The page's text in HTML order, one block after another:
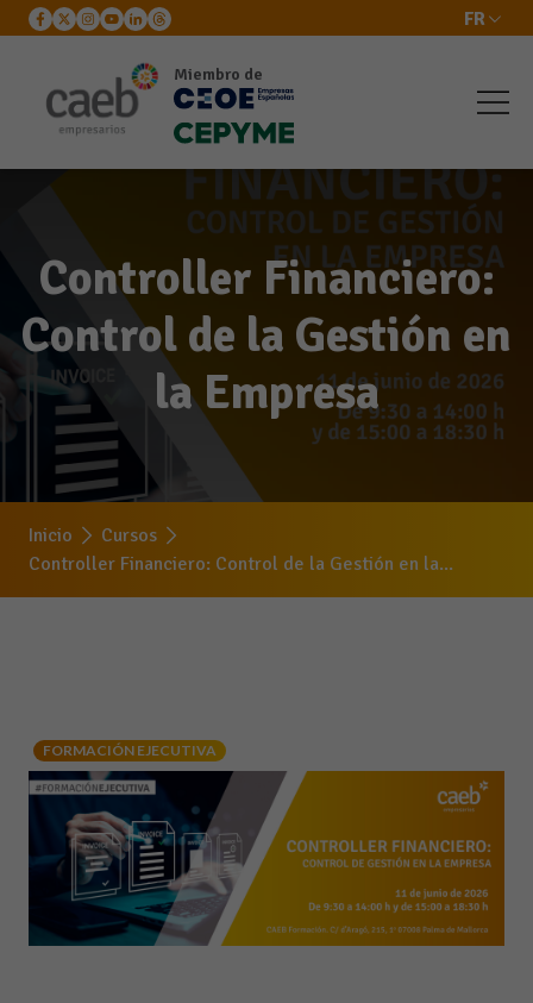
FR
Miembro de
Controller Financiero:
Control de la Gestión en
la Empresa
Inicio
Cursos
Controller Financiero: Control de la Gestión en la...
FORMACIÓN EJECUTIVA